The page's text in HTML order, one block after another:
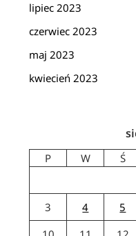
lipiec 2023
czerwiec 2023
maj 2023
kwiecień 2023
P W Ś
3
4 5